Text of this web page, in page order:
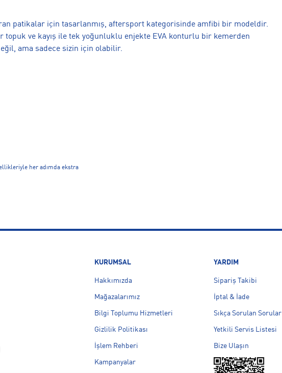
patikalar için tasarlanmış, aftersport kategorisinde amfibi bir modeldir.
ve kayış ile tek yoğunluklu enjekte EVA konturlu bir kemerden
ama sadece sizin için olabilir.
her adımda ekstra
KURUMSAL
Hakkımızda
Mağazalarımız
Bilgi Toplumu Hizmetleri
Gizlilik Politikası
İşlem Rehberi
Kampanyalar
YARDIM
Sipariş Takibi
İptal & İade
Sıkça Sorulan Sorular
Yetkili Servis Listesi
Bize Ulaşın